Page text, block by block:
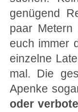
genügend
paar
euch immer
einzelne
mal. Die
Apenke
oder